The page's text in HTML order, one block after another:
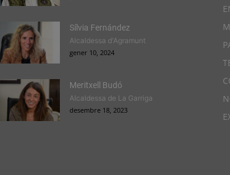
Sílvia Fernández
Alcaldessa d'Agramunt
gener 10, 2024
Meritxell Budó
Alcaldessa de La Garriga
desembre 18, 2023